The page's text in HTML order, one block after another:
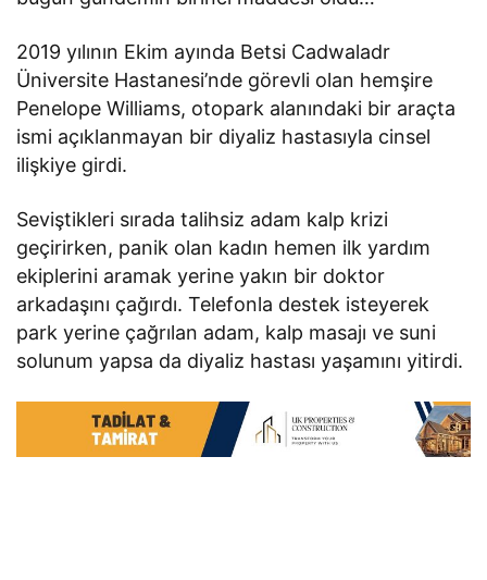
2019 yılının Ekim ayında Betsi Cadwaladr
Üniversite Hastanesi’nde görevli olan hemşire
Penelope Williams, otopark alanındaki bir araçta
ismi açıklanmayan bir diyaliz hastasıyla cinsel
ilişkiye girdi.
Seviştikleri sırada talihsiz adam kalp krizi
geçirirken, panik olan kadın hemen ilk yardım
ekiplerini aramak yerine yakın bir doktor
arkadaşını çağırdı. Telefonla destek isteyerek
park yerine çağrılan adam, kalp masajı ve suni
solunum yapsa da diyaliz hastası yaşamını yitirdi.